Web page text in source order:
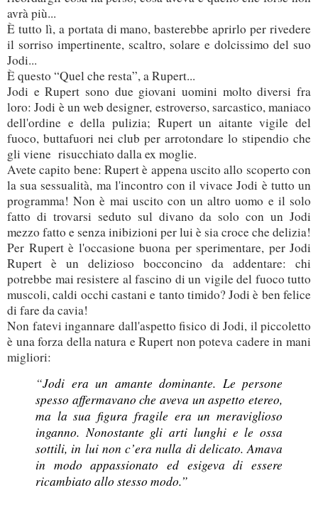
avrà più...
È tutto lì, a portata di mano, basterebbe aprirlo per rivedere
il sorriso impertinente, scaltro, solare e dolcissimo del suo
Jodi...
È questo “Quel che resta”, a Rupert...
Jodi e Rupert sono due giovani uomini molto diversi fra
loro: Jodi è un web designer, estroverso, sarcastico, maniaco
dell'ordine e della pulizia; Rupert un aitante vigile del
fuoco, buttafuori nei club per arrotondare lo stipendio che
gli viene risucchiato dalla ex moglie.
Avete capito bene: Rupert è appena uscito allo scoperto con
la sua sessualità, ma l'incontro con il vivace Jodi è tutto un
programma! Non è mai uscito con un altro uomo e il solo
fatto di trovarsi seduto sul divano da solo con un Jodi
mezzo fatto e senza inibizioni per lui è sia croce che delizia!
Per Rupert è l'occasione buona per sperimentare, per Jodi
Rupert è un delizioso bocconcino da addentare: chi
potrebbe mai resistere al fascino di un vigile del fuoco tutto
muscoli, caldi occhi castani e tanto timido? Jodi è ben felice
di fare da cavia!
Non fatevi ingannare dall'aspetto fisico di Jodi, il piccoletto
è una forza della natura e Rupert non poteva cadere in mani
migliori:
“Jodi era un amante dominante. Le persone
spesso affermavano che aveva un aspetto etereo,
ma la sua figura fragile era un meraviglioso
inganno. Nonostante gli arti lunghi e le ossa
sottili, in lui non c’era nulla di delicato. Amava
in modo appassionato ed esigeva di essere
ricambiato allo stesso modo.”